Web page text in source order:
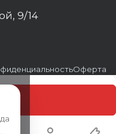
9/14
Оферта